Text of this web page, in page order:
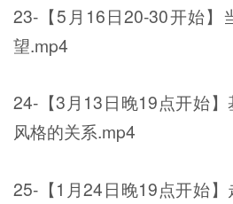
23-【5月16日20-30开始】
望.mp4
24-【3月13日晚19点开始
风格的关系.mp4
25-【1月24日晚19点开始